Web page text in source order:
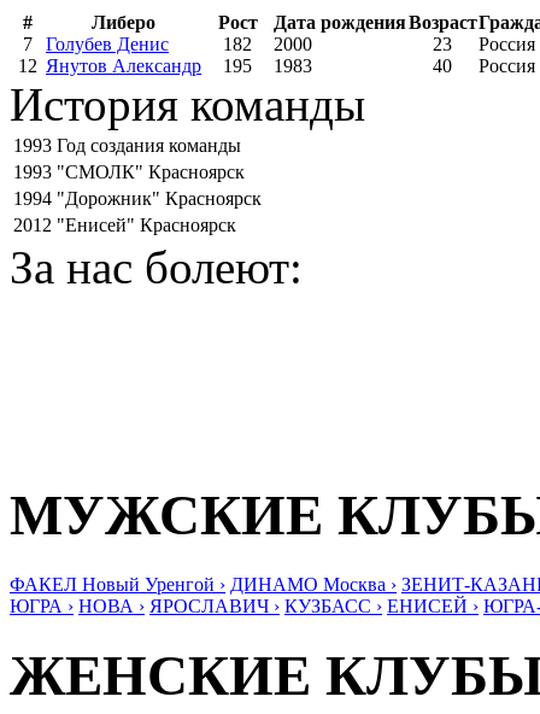
#
Либеро Рост Дата рожденияВозраст
7
Голубев Денис 182 2000 23
Россия
12 Янутов Александр 195 1983 40 Россия
История команды
1993 Год создания команды
1993 "СМОЛК" Красноярск
1994 "Дорожник" Красноярск
2012 "Енисей" Красноярск
За нас болеют:
МУЖСКИЕ
ФАКЕЛ Новый Уренгой › ДИНАМО Москва › ЗЕНИТ-
ЮГРА › НОВА › ЯРОСЛАВИЧ › КУЗБАСС › ЕНИСЕЙ ›
ЖЕНСКИЕ